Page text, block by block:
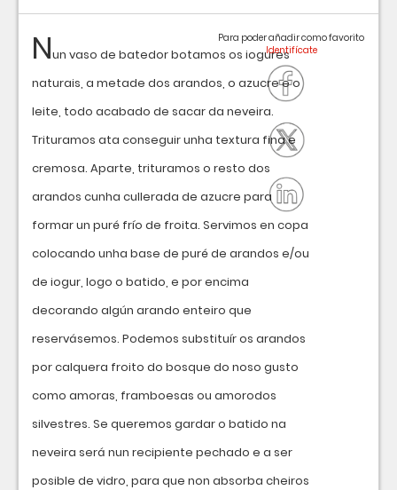
Nun vaso de batedor botamos os iogures
naturais, a metade dos arandos, o azucre e o
leite, todo acabado de sacar da neveira.
Trituramos ata conseguir unha textura fina e
cremosa. Aparte, trituramos o resto dos
arandos cunha cullerada de azucre para
formar un puré frío de froita. Servimos en copa
colocando unha base de puré de arandos e/ou
de iogur, logo o batido, e por encima
decorando algún arando enteiro que
reservásemos. Podemos substituír os arandos
por calquera froito do bosque do noso gusto
como amoras, framboesas ou amorodos
silvestres. Se queremos gardar o batido na
neveira será nun recipiente pechado e a ser
posible de vidro, para que non absorba cheiros
Para poder añadir como favorito